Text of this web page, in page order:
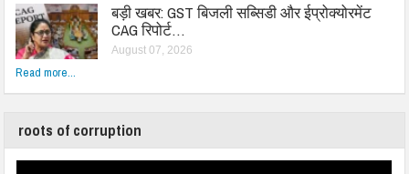
बड़ी खबर: GST बिजली सब्सिडी और ईप्रोक्योरमेंट
CAG रिपोर्ट…
August 07, 2026
Read more...
roots of corruption